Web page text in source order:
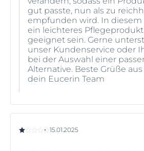
gut passte, nun als zu
empfunden wird. In diesem
ein leichteres
geeignet sein. Gerne
unser Kundenservice oder
bei der Auswahl einer
Alternative. Beste Grüße
dein Eucerin Team
15.01.2025